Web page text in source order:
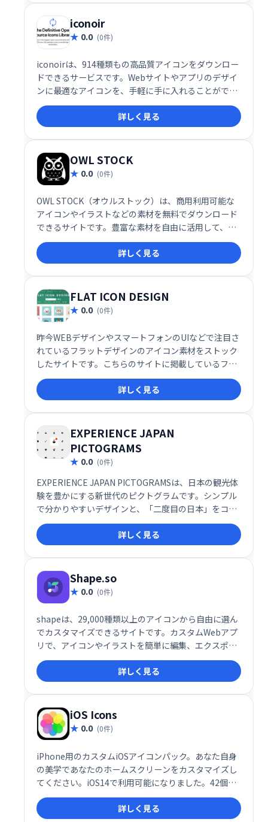
iconoir
0.0 (0件)
iconoirは、914種類もの高品質アイコンをダウンロー
ドできるサービスです。Webサイトやアプリのデザイ
ンに最適なアイコンを、手軽に手に入れることができ
ます。豊富なバリエーションから、あなたのプロジェ
クトにぴったりのアイコンを見つけましょう。
詳しく見る
OWL STOCK
0.0 (0件)
OWL STOCK（オウルストック）は、商用利用可能な
アイコンやイラストなどの素材を無料でダウンロード
できるサイトです。豊富な素材を自由に活用して、
Webサイトやデザイン制作を効率化できます。会員登
録不要で、すぐに利用可能です。デザインのクオリテ
ィ向上や作業時間の短縮に役立つ、頼れる無料素材サ
イトです。
詳しく見る
FLAT ICON DESIGN
0.0 (0件)
昨今WEBデザインやスマートフォンのUIなどで注目さ
れているフラットデザインのアイコン素材をストック
したサイトです。こちらのサイトに掲載しているフラ
ットアイコン素材はどなたでも、使用条件に違反しな
い限りクレジット表記や許可なしで、自由にご利用い
ただけます。
詳しく見る
EXPERIENCE JAPAN
PICTOGRAMS
0.0 (0件)
EXPERIENCE JAPAN PICTOGRAMSは、日本の観光体
験を豊かにする新世代のピクトグラムです。シンプル
で分かりやすいデザインと、「二度目の日本」をコン
セプトに、日本の文化や魅力を深く伝える独自の表現
が特徴。観光施設や案内表示などで、より魅力的な日
本体験を演出します。
詳しく見る
Shape.so
0.0 (0件)
shapeは、29,000種類以上のアイコンから自由に選ん
でカスタマイズできるサイトです。カスタムWebアプ
リで、アイコンやイラストを簡単に編集、エクスポー
トできます。デザイン制作の効率化に役立つ、便利な
ツールです。
詳しく見る
iOS Icons
0.0 (0件)
iPhone用のカスタムiOSアイコンパック。あなた自身
の美学であなたのホームスクリーンをカスタマイズし
てください。iOS14で利用可能になりました。42個の
アイコンパックを見つけてください。無料の素材もあ
ります。
詳しく見る